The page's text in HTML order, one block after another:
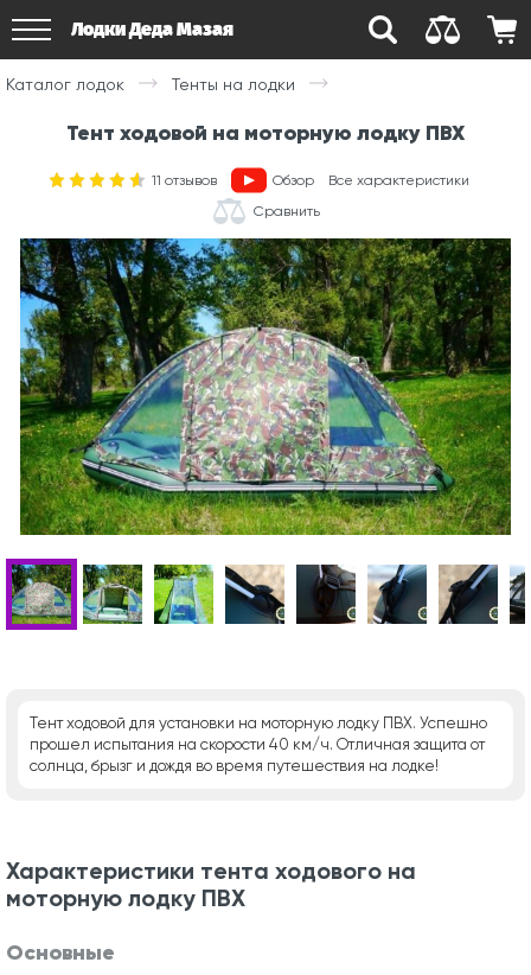
Лодки Деда Мазая
Каталог лодок Тенты на лодки
Тент ходовой на моторную лодку ПВХ
11 отзывов Обзор
Все характеристики
Сравнить
Тент ходовой для установки на моторную лодку ПВХ. Успешно
прошел испытания на скорости 40 км/ч. Отличная защита от
солнца, брызг и дождя во время путешествия на лодке!
Характеристики тента ходового на
моторную лодку ПВХ
Основные